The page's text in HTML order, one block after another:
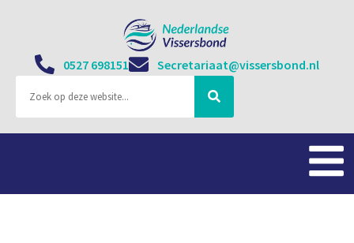
0527 698151 Secretariaat@vissersbond.nl